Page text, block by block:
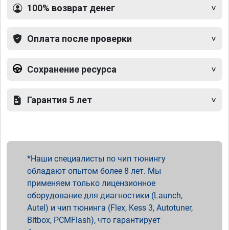
100% возврат денег
Оплата после проверки
Сохранение ресурса
Гарантия 5 лет
Наши специалисты по чип тюнингу
обладают опытом более 8 лет. Мы
применяем только лицензионное
оборудование для диагностики (Launch,
Autel) и чип тюнинга (Flex, Kess 3, Autotuner,
Bitbox, PCMFlash), что гарантирует